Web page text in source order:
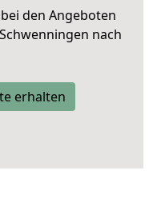
bei den Angeboten
nach
erhalten